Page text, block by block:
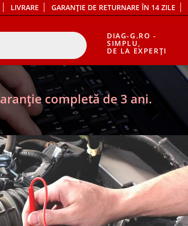
LIVRARE GARANȚIE DE RETURNARE ÎN 14 ZILE
DIAG-G.RO -
SIMPLU,
DE LA EXPERȚI
completă de 3 ani.